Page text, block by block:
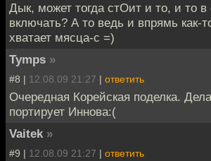
Дык, может тогда стОит и то, и то в
включать? А то ведь и впрямь как-
хватает мясца-с =)
Tymps »
#8 | 12.08.09 21:27 | ответить
Очередная Корейская поделка.
портирует Иннова:(
Vaitek »
#9 | 12.08.09 21:27 | ответить